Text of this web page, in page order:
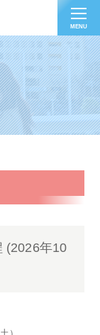
MENU
(2026年10